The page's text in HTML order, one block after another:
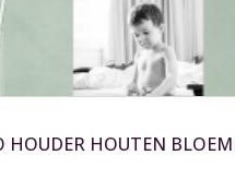
HOUDER HOUTEN